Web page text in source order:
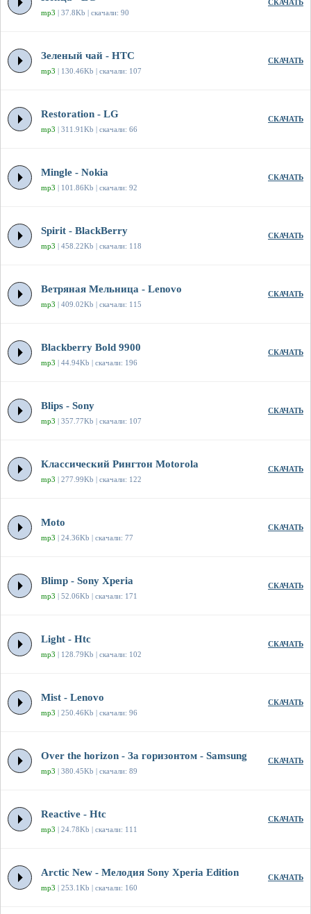
mp3 | 37.8Kb | скачали: 90
СКАЧАТЬ
Зеленый чай - HTC
mp3 | 130.46Kb | скачали: 107
СКАЧАТЬ
Restoration - LG
mp3 | 311.91Kb | скачали: 66
СКАЧАТЬ
Mingle - Nokia
mp3 | 101.86Kb | скачали: 92
СКАЧАТЬ
Spirit - BlackBerry
mp3 | 458.22Kb | скачали: 118
СКАЧАТЬ
Ветряная Мельница - Lenovo
mp3 | 409.02Kb | скачали: 115
СКАЧАТЬ
Blackberry Bold 9900
mp3 | 44.94Kb | скачали: 196
СКАЧАТЬ
Blips - Sony
mp3 | 357.77Kb | скачали: 107
СКАЧАТЬ
Классический Рингтон Motorola
mp3 | 277.99Kb | скачали: 122
СКАЧАТЬ
Moto
mp3 | 24.36Kb | скачали: 77
СКАЧАТЬ
Blimp - Sony Xperia
mp3 | 52.06Kb | скачали: 171
СКАЧАТЬ
Light - Htc
mp3 | 128.79Kb | скачали: 102
СКАЧАТЬ
Mist - Lenovo
mp3 | 250.46Kb | скачали: 96
СКАЧАТЬ
Over the horizon - За горизонтом - Samsung
mp3 | 380.45Kb | скачали: 89
СКАЧАТЬ
Reactive - Htc
mp3 | 24.78Kb | скачали: 111
СКАЧАТЬ
Arctic New - Мелодия Sony Xperia Edition
mp3 | 253.1Kb | скачали: 160
СКАЧАТЬ